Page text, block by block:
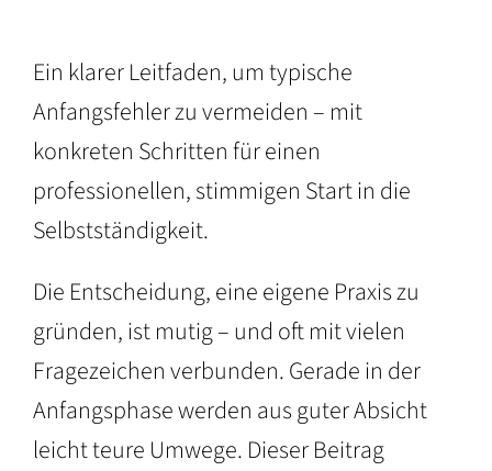
Ein klarer Leitfaden, um typische
Anfangsfehler zu vermeiden – mit
konkreten Schritten für einen
professionellen, stimmigen Start in die
Selbstständigkeit.
Die Entscheidung, eine eigene Praxis zu
gründen, ist mutig – und oft mit vielen
Fragezeichen verbunden. Gerade in der
Anfangsphase werden aus guter Absicht
leicht teure Umwege. Dieser Beitrag